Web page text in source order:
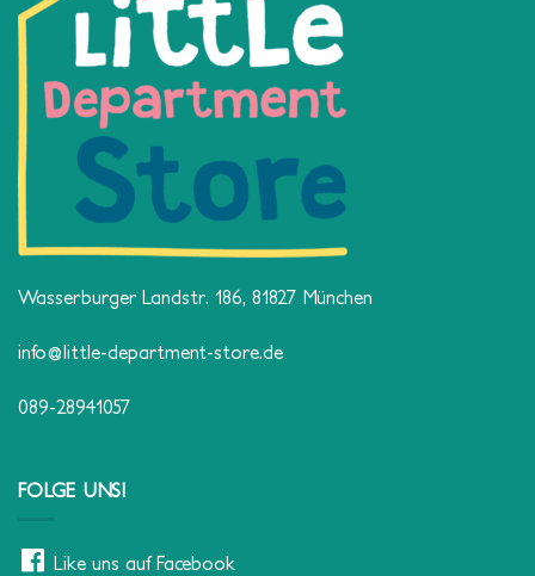
Wasserburger Landstr. 186, 81827 München
info@little-department-store.de
089-28941057
FOLGE UNS!
Like uns auf Facebook